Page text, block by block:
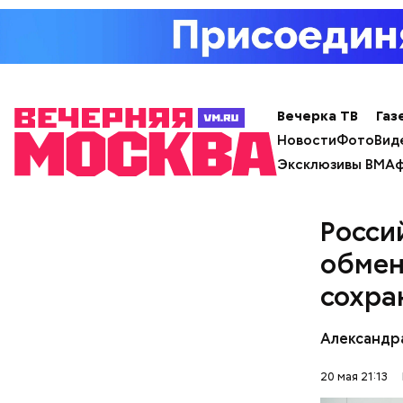
Вечерка ТВ
НовостиФото
Эксклюзивы ВМ
20 мая 21:13
Арт-
экране —
даже